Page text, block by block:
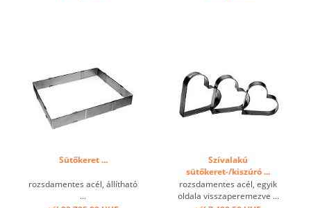
Sütőkeret ...
rozsdamentes acél, állítható
...
Szívalakú
sütőkeret-/kiszúró ...
rozsdamentes acél, egyik
oldala visszaperemezve ...